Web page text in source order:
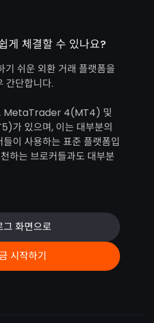
게 체결할 수 있나요?
기 쉬운 외환 거래 플랫폼을
간단합니다.
MetaTrader 4(MT4) 및
있으며, 이는 대부분의
이 사용하는 표준 플랫폼입
하는 브로커들과도 대부분
그 화면으로
시작하기